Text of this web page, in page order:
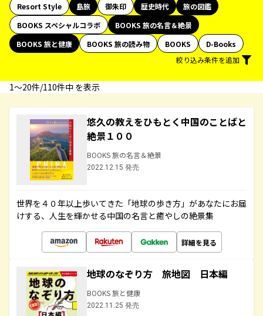
Resort Style
島旅 御朱印 歴史時代
旅の図鑑
BOOKS スペシャルコラボ
BOOKS 旅の名言＆絶景
BOOKS 旅と健康
BOOKS 旅の読み物 BOOKS
D-Books
絞り込み条件を追加
1〜20件/110件中 を表示
悠久の教えをひもとく中国のことばと
絶景１００
BOOKS 旅の名言＆絶景
2022.12.15 発売
世界を４０年以上歩いてきた「地球の歩き方」があなたにお届
けする、人生を輝かせる中国の名言と癒やしの絶景集
詳細を見る
地球のなぞり方 旅地図 日本編
BOOKS 旅と健康
2022.11.25 発売